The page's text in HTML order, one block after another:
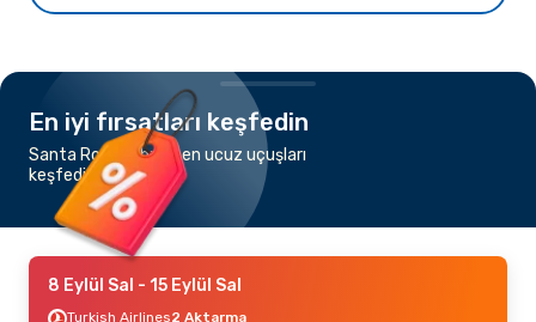
En iyi fırsatları keşfedin
Santa Rosa şehrine en ucuz uçuşları
keşfedin
8 Eylül Sal - 15 Eylül Sal
Turkish Airlines2 Aktarma